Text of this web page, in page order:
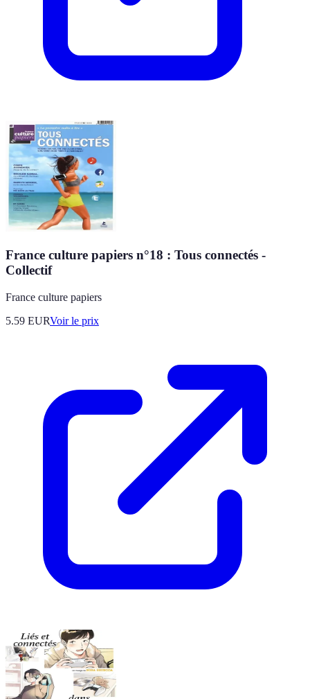
France culture papiers n°18 : Tous connectés -
Collectif
France culture papiers
5.59 EURVoir le prix